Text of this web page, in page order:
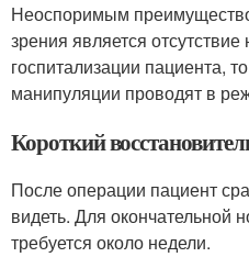
Неоспоримым
зрения является
госпитализации пациента,
манипуляции проводят в
Короткий
После операции пациент
видеть. Для окончательной
требуется около недели.